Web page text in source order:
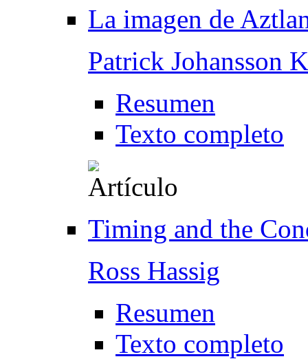
La imagen de
Patrick Johansson
Resumen
Texto completo
Timing and the
Ross Hassig
Resumen
Texto completo